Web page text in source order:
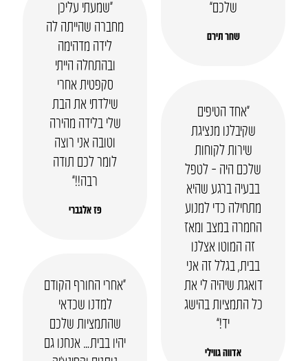
שלכם”
שחר תירם
“שמעתי עליכן
מחברה שהייתה לה
לידה מדהימה
ובהתחלה הייתי
סקפטית אחרי
שילדתי את הבת
שלי בלידה מהירה
וטובה אני רוצה
לומר לכם תודה
רבה!!”
פז אלגברי
“אחד הטיפים
שקיבלנו מנציגת
שירות לקוחות
שלכם היה – לטפל
בבעיה ברגע שהיא
מתחילה כדי למנוע
החמרה במצב ומאז
זה המוטו אצלנו
בבית, בגלל זה אני
דואגת שיהיה לי את
כל התמציות בהישג
יד!”
אדווה גווילי
“אחרי החורף הקודם
למדנו שכדאי
שהתמציות שלכם
יהיו בבית… אנחנו גם